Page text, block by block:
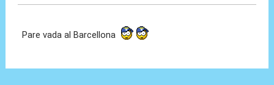
Pare vada al Barcellona